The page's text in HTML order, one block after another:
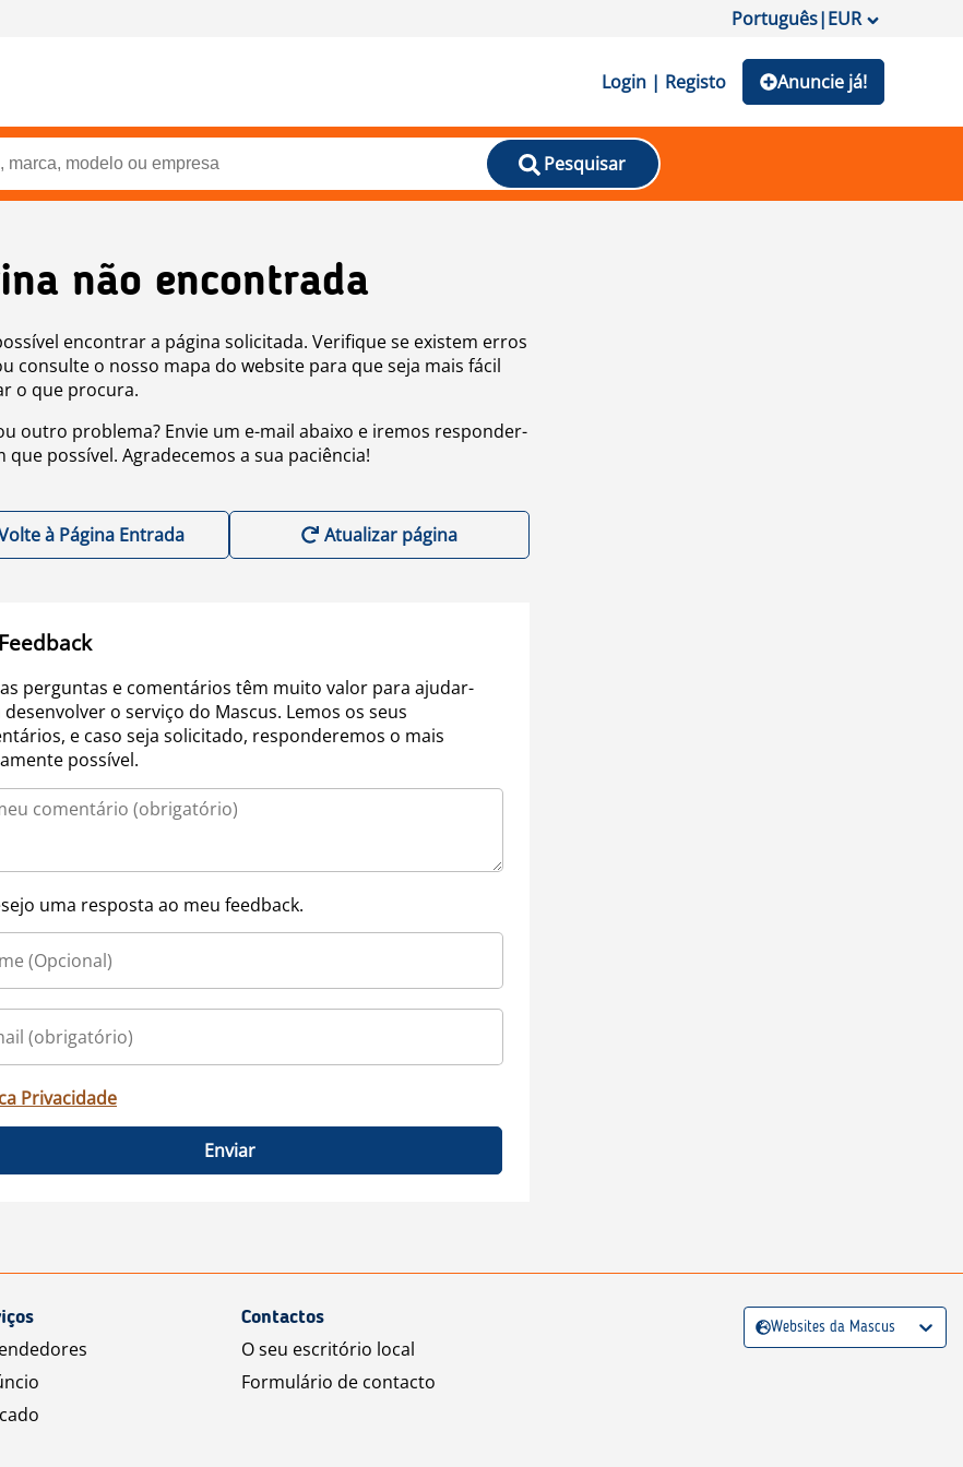
Português|EUR
Login | Registo Anuncie já!
Pesquisar
não encontrada
encontrar a página solicitada. Verifique se existem erros
consulte o nosso mapa do website para que seja mais fácil
o que procura.
outro problema? Envie um e-mail abaixo e iremos responder-
que possível. Agradecemos a sua paciência!
à Página Entrada Atualizar página
perguntas e comentários têm muito valor para ajudar-
desenvolver o serviço do Mascus. Lemos os seus
e caso seja solicitado, responderemos o mais
possível.
uma resposta ao meu feedback.
Privacidade
Enviar
Contactos
O seu escritório local
Formulário de contacto
Websites da Mascus